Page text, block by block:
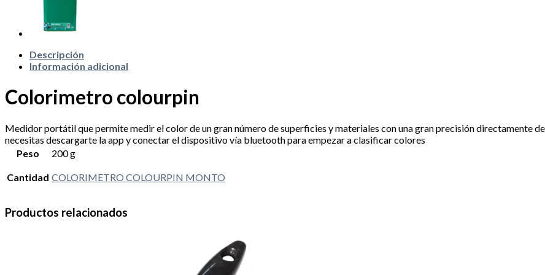
Descripción
Información adicional
Colorimetro colourpin
Medidor portátil que permite medir el color de un gran número de superficies y materiales con una gran precisión directamente
necesitas descargarte la app y conectar el dispositivo vía bluetooth para empezar a clasificar colores
Peso
200 g
Cantidad COLORIMETRO COLOURPIN MONTO
Productos relacionados